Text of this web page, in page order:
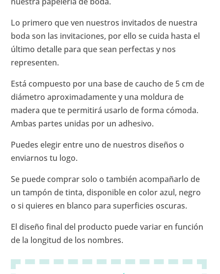
Lo primero que ven nuestros invitados de nuestra
boda son las invitaciones, por ello se cuida hasta el
último detalle para que sean perfectas y nos
representen.
Está compuesto por una base de caucho de 5 cm de
diámetro aproximadamente y una moldura de
madera que te permitirá usarlo de forma cómoda.
Ambas partes unidas por un adhesivo.
Puedes elegir entre uno de nuestros diseños o
enviarnos tu logo.
Se puede comprar solo o también acompañarlo de
un tampón de tinta, disponible en color azul, negro
o si quieres en blanco para superficies oscuras.
El diseño final del producto puede variar en función
de la longitud de los nombres.